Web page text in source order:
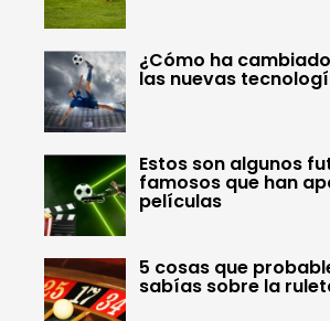
¿Cómo ha
las nuevas
Estos son algunos
famosos que han
películas
5 cosas que
sabías sobre la